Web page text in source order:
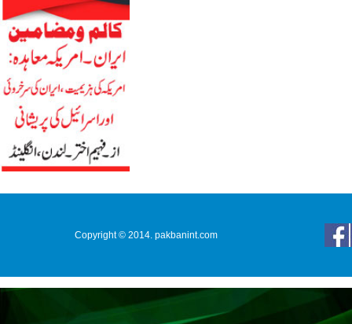
Copyright © 2014. pakbanint.com